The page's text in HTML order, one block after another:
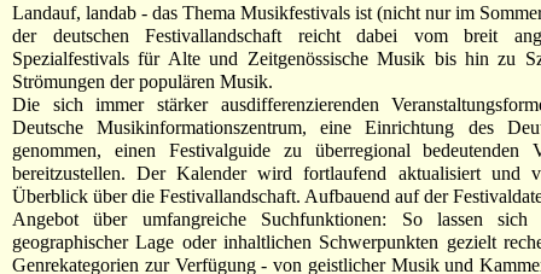
Landauf, landab - das Thema Musikfestivals ist (nicht nur im
der deutschen Festivallandschaft reicht dabei vom breit
Spezialfestivals für Alte und Zeitgenössische Musik bis hin zu
Strömungen der populären Musik.
Die sich immer stärker ausdifferenzierenden
Deutsche Musikinformationszentrum, eine Einrichtung des
genommen, einen Festivalguide zu überregional bedeutenden
bereitzustellen. Der Kalender wird fortlaufend aktualisiert und
Überblick über die Festivallandschaft. Aufbauend auf der
Angebot über umfangreiche Suchfunktionen: So lassen
geographischer Lage oder inhaltlichen Schwerpunkten gezielt
Genrekategorien zur Verfügung - von geistlicher Musik und